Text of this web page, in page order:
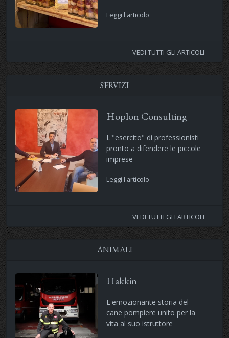
Leggi l'articolo
VEDI TUTTI GLI ARTICOLI
SERVIZI
Hoplon Consulting
L'"esercito" di professionisti
pronto a difendere le piccole
imprese
Leggi l'articolo
VEDI TUTTI GLI ARTICOLI
ANIMALI
Hakkin
L'emozionante storia del
cane pompiere unito per la
vita al suo istruttore